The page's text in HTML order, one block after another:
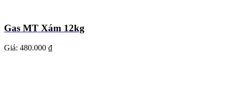
Gas MT Xám 12kg
Giá: 480.000 ₫